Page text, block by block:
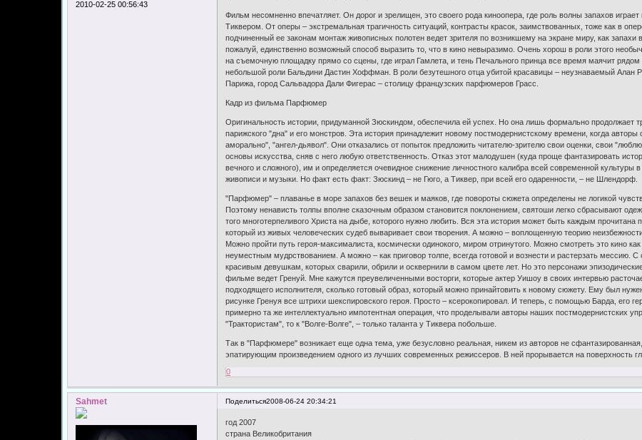
2010-02-25 00:56:43
Фильм несомненно впечатляет. Он дорог и зрелищен, это своего рода киноопера, где роль волны запахов
Тиквером. От оперы – экстремальная трагичность ситуаций, контрасты красок, заимствованных, тоже как в
подчиненный ее законам монтаж живописных полотен ведет зрителя по возникшему на экране миру, как
пожалуй, единственно возможный способ выразить то, что в кино невыразимо. Очень хорош в роли этого
на съемочную площадку прямо со сцены, где играл Гамлета, и тень Печального принца все время маячит
небольшой роли Бальдини Дастин Хоффман. В роли безутешного отца убитой красавицы – неузнаваемый Алан
Парижа, город Сальвадора Дали Фигерас – столицу французских парфюмеров Грасс.
Кадр из фильма Парфюмер
Оригинальность истории, придуманной Зюскиндом, обеспечила ей успех. Но она лишь формально продолжает
парижского "дна" и его монстров. Эта история принадлежит новому постмодернистскому времени, когда
аморально", "ангел-дьявол". Они отказались от попыток предложить читателю-зрителю свои оценки, свои
основы искусства, сняв с него любую ответственность. Отказ этот малодушен (куда проще фантазировать
вечного и сложного), им и определяется очевидное снижение личностного калибра всей современной культуры
живописи и музыки. Но факт есть факт: Зюскинд – не Гюго, а Тиквер, при всей его одаренности, – не Шлендорф.
"Парфюмер" – плаванье в море запахов без вешек и маяков, где повороты сюжета определены не логикой
Поэтому ненависть толпы вполне сказочным образом становится поклонением, святоши легко сбрасывают
того многотерпеливого Христа на дыбе, которого нужно любить. Вся эта история может быть каждым
который из живых человеческих судеб вываривает свои творения. А можно – воплощенную теорию
Можно пройти путь героя-максималиста, космически одинокого, миром отринутого. Можно смотреть это кино
неуместным мудрствованием. А можно – как приговор толпе, всегда готовой и вознести и растерзать мессию.
красивым девушкам, которых сварили, обрили и осквернили в самом цвете лет. Но это персонажи
фильме ведет Гренуй. Мне кажутся преувеличенными восторги, которые актер Уишоу в своих интервью
подходящего исполнителя, сколько готовый образ, который можно принайтовить к новому сюжету. Ему был
рисунке Гренуя все штрихи шекспировского героя. Просто – ксерокопировал. И теперь, с помощью Барда, его
примерно та же интеллектуально импотентная операция, что проделывали авторы наших постмодернистских
"Трактористам", то к "Волге-Волге", – только таланта у Тиквера побольше.
Так в "Парфюмере" возникает еще одна тема, уже безусловно реальная, никем из авторов не
эпатирующим произведением одного из лучших современных режиссеров. В ней прорывается на поверхность
0
Поделиться2008-06-24 20:34:21
Sahmet
год 2007
страна Великобритания